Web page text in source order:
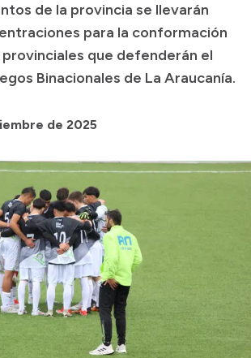
de la provincia se llevarán
para la conformación
que defenderán el
Binacionales de La Araucanía.
de 2025